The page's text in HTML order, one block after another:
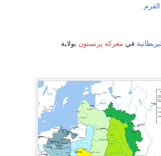
.
في معركة پرنستون بولاية